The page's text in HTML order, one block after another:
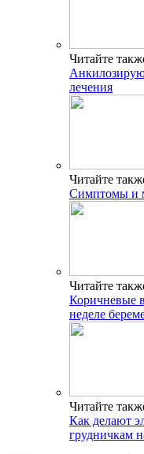
Читайте
лечения
Читайте
Симптомы и
Читайте
Коричневые
неделе
Читайте
Как делают
грудничкам